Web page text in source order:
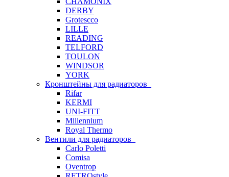
DERBY
Grotescco
LILLE
READING
TELFORD
TOULON
WINDSOR
YORK
Кронштейны для радиаторов
Rifar
KERMI
UNI-FITT
Millennium
Royal Thermo
Вентили для радиаторов
Carlo Poletti
Comisa
Oventrop